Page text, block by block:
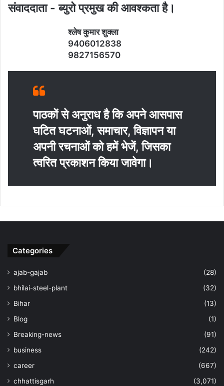
संवाददाता - ब्‍युरो प्रमुख की आवश्‍कता है।
श्‍लेष कुमार शुक्‍ला
9406012838
9827156570
पाठकों से अनुराध है कि अपने आसपास
घटित घटनाओं, समाचार, विज्ञापन या
अपनी रचनाओं को हमें भेजें, जिसका
त्‍वरित प्रकाशन किया जावेगा।
Categories
ajab-gajab
(28)
bhilai-steel-plant
(32)
Bihar
(13)
Blog
(1)
Breaking-news
(91)
business
(242)
career
(667)
chhattisgarh
(3,071)